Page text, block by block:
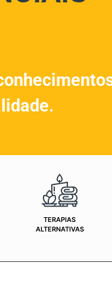
TERAPIAS
ALTERNATIVAS